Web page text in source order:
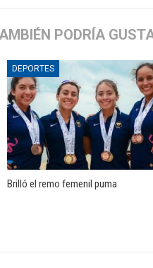
PODRÍA
DEPORTES
Brilló el remo femenil puma